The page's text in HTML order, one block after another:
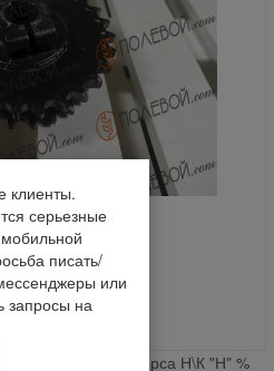
d-40 вала реверса Н\К "Н" %
клиенты.
серьезные
писать/
или
запросы на